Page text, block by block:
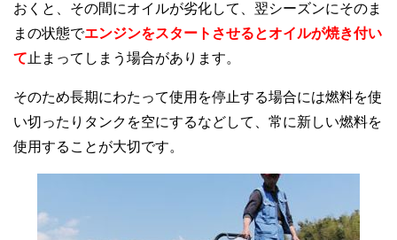
おくと、その間にオイルが劣化して、翌シーズンにそのま
まの状態でエンジンをスタートさせるとオイルが焼き付い
て止まってしまう場合があります。
そのため長期にわたって使用を停止する場合には燃料を使
い切ったりタンクを空にするなどして、常に新しい燃料を
使用することが大切です。